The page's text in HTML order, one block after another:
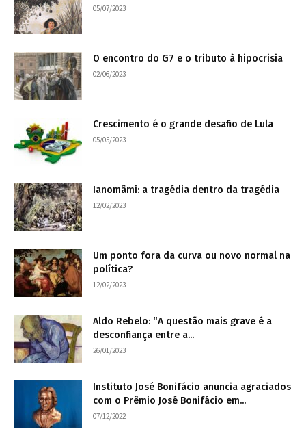
05/07/2023
O encontro do G7 e o tributo à hipocrisia
02/06/2023
Crescimento é o grande desafio de Lula
05/05/2023
Ianomâmi: a tragédia dentro da tragédia
12/02/2023
Um ponto fora da curva ou novo normal na
política?
12/02/2023
Aldo Rebelo: “A questão mais grave é a
desconfiança entre a...
26/01/2023
Instituto José Bonifácio anuncia agraciados
com o Prêmio José Bonifácio em...
07/12/2022